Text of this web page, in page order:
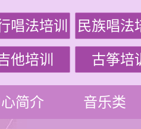
唱法培训 民族唱法
他培训 古筝培
简介 音乐类